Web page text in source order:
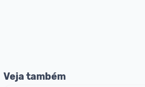
Veja também